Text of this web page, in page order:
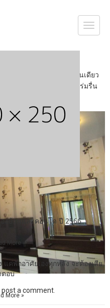
ขายบ้านเดี่ยว ชั้นเดียว
. มีสระว่ายน้ำ บรรยากาศร่มรื่น
ตากอากาศ
post a comment
งบ้านและคอนโด ปี 2566
More »
ค่พักอาศัยเองทุกหลัง จะต้องเสีย
ตอบ
More »